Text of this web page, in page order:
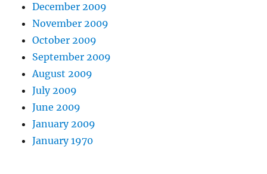
December 2009
November 2009
October 2009
September 2009
August 2009
July 2009
June 2009
January 2009
January 1970